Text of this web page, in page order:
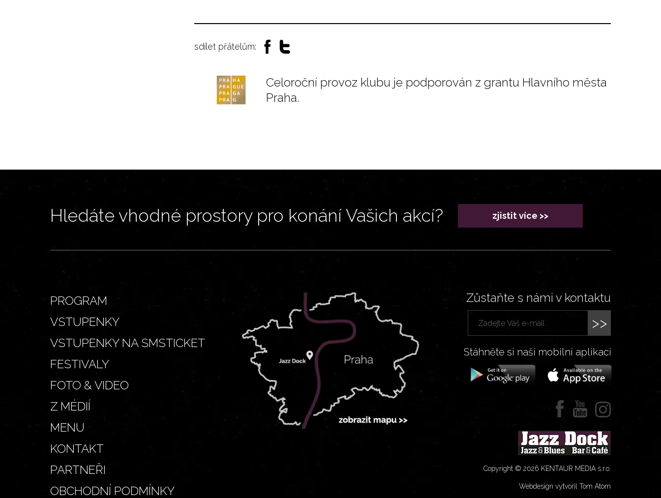
sdílet přátelům:
Celoroční provoz klubu je podporován z grantu Hlavního města
Praha.
Hledáte vhodné prostory pro konání Vašich akcí? zjistit více >>
PROGRAM
VSTUPENKY
VSTUPENKY NA SMSTICKET
FESTIVALY
FOTO & VIDEO
Z MÉDIÍ
MENU
KONTAKT
PARTNEŘI
OBCHODNÍ PODMÍNKY
Zůstaňte s námi v kontaktu
>>
Stáhněte si naší mobilní aplikaci
Copyright © 2026 KENTAUR MEDIA s.r.o.
Webdesign vytvořil Tom Atom